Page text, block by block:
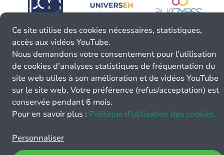
Ce site utilise des cookies nécessaires, statistiques,
accès aux vidéos YouTube.
Nous demandons votre consentement pour l’utilisation
de cookies d’analyses statistiques de fréquentation du
site web utiles à son amélioration et de vidéos YouTube
sur le site web. Votre préférence (refus/acceptation) est
conservée pendant 6 mois.
Pour en savoir plus : Politique d’utilisation des cookies.
Personnaliser